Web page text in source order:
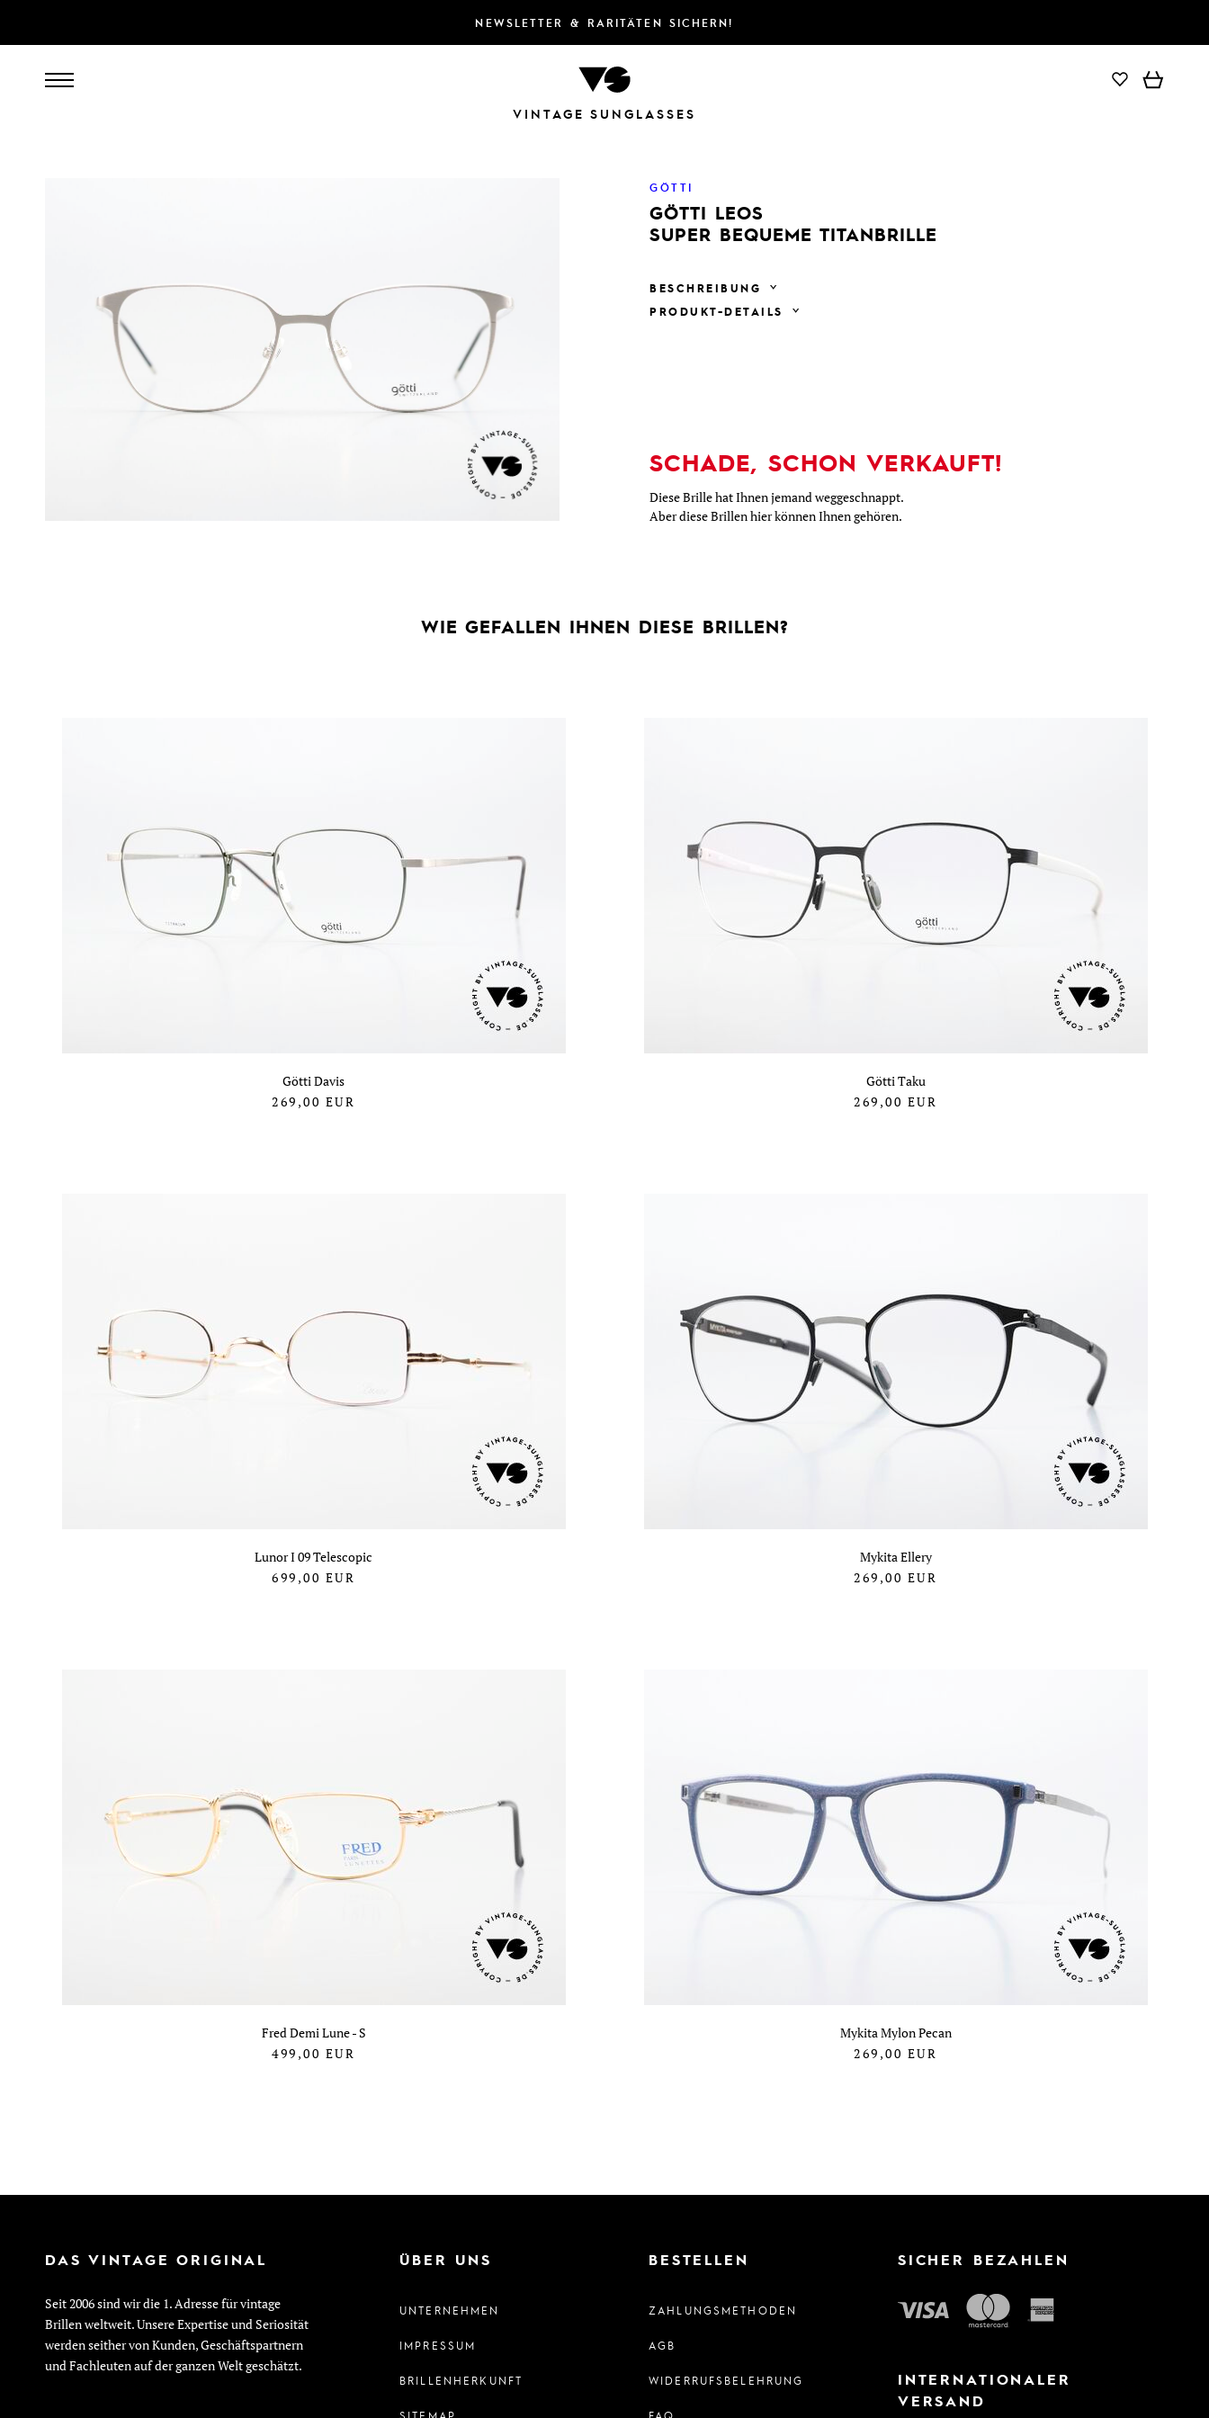
NEWSLETTER & RARITÄTEN SICHERN!
VINTAGE SUNGLASSES
GÖTTI
GÖTTI LEOS
SUPER BEQUEME TITANBRILLE
BESCHREIBUNG
PRODUKT-DETAILS
SCHADE, SCHON VERKAUFT!
Diese Brille hat Ihnen jemand weggeschnappt.
Aber diese Brillen hier können Ihnen gehören.
WIE GEFALLEN IHNEN DIESE BRILLEN?
Götti Davis
269,00 EUR
Götti Taku
269,00 EUR
Lunor I 09 Telescopic
699,00 EUR
Mykita Ellery
269,00 EUR
Fred Demi Lune - S
499,00 EUR
Mykita Mylon Pecan
269,00 EUR
DAS VINTAGE ORIGINAL
Seit 2006 sind wir die 1. Adresse für vintage
Brillen weltweit. Unsere Expertise und Seriosität
werden seither von Kunden, Geschäftspartnern
und Fachleuten auf der ganzen Welt geschätzt.
ÜBER UNS
UNTERNEHMEN
IMPRESSUM
BRILLENHERKUNFT
BESTELLEN
ZAHLUNGSMETHODEN
AGB
WIDERRUFSBELEHRUNG
SICHER BEZAHLEN
INTERNATIONALER
VERSAND